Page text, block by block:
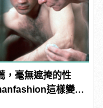
，毫無遮掩的性
這樣變型